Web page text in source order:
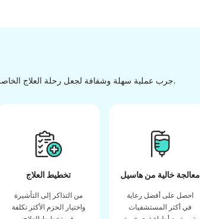
جرب عملية سهلة وشفافة لجعل رحلة العلاج الخاصة بك ناجحة من الاكتشاف إلى التفريغ من خلال عملية سهلة وسلسة.
تخطيط العلاج
من التذاكر إلى التأشيرة
واختيار الحزم الأكثر تكلفة
معالجة خالية من هاسيل
احصل على أفضل رعاية
في أكثر المستشفيات